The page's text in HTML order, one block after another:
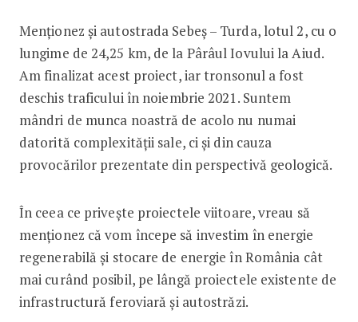
Menționez și autostrada Sebeș – Turda, lotul 2, cu o
lungime de 24,25 km, de la Pârâul Iovului la Aiud.
Am finalizat acest proiect, iar tronsonul a fost
deschis traficului în noiembrie 2021. Suntem
mândri de munca noastră de acolo nu numai
datorită complexității sale, ci și din cauza
provocărilor prezentate din perspectivă geologică.
În ceea ce privește proiectele viitoare, vreau să
menționez că vom începe să investim în energie
regenerabilă și stocare de energie în România cât
mai curând posibil, pe lângă proiectele existente de
infrastructură feroviară și autostrăzi.